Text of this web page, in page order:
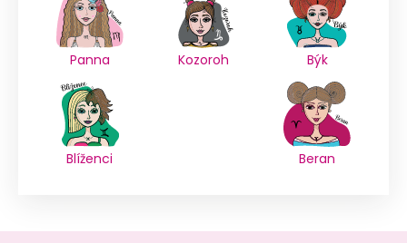
Panna Kozoroh Býk
Blíženci Beran